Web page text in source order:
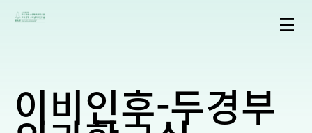
이비인후-두경부